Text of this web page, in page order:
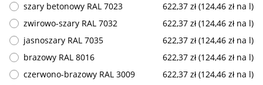
szary betonowy RAL 7023
622,37 zł (124,46 zł na l)
zwirowo-szary RAL 7032
622,37 zł (124,46 zł na l)
jasnoszary RAL 7035
622,37 zł (124,46 zł na l)
brazowy RAL 8016
622,37 zł (124,46 zł na l)
czerwono-brazowy RAL 3009
622,37 zł (124,46 zł na l)